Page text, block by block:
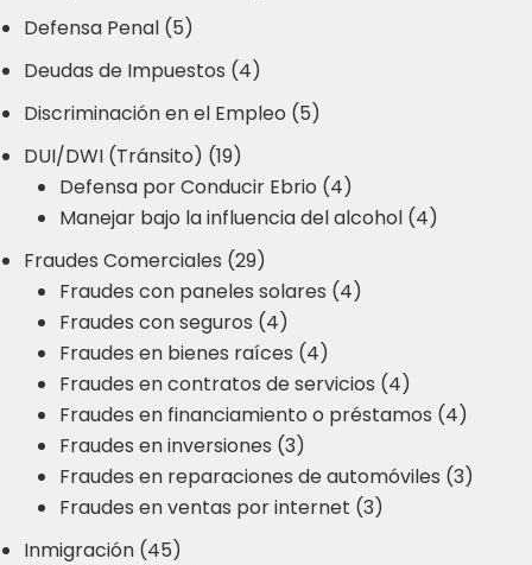
Defensa Penal (5)
Deudas de Impuestos (4)
Discriminación en el Empleo (5)
DUI/DWI (Tránsito) (19)
Defensa por Conducir Ebrio (4)
Manejar bajo la influencia del alcohol (4)
Fraudes Comerciales (29)
Fraudes con paneles solares (4)
Fraudes con seguros (4)
Fraudes en bienes raíces (4)
Fraudes en contratos de servicios (4)
Fraudes en financiamiento o préstamos (4)
Fraudes en inversiones (3)
Fraudes en reparaciones de automóviles (3)
Fraudes en ventas por internet (3)
Inmigración (45)